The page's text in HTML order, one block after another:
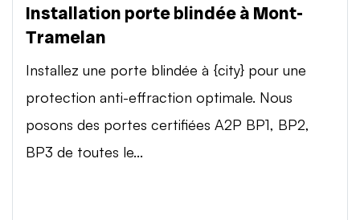
Installation porte blindée à Mont-
Tramelan
Installez une porte blindée à {city} pour une
protection anti-effraction optimale. Nous
posons des portes certifiées A2P BP1, BP2,
BP3 de toutes le...